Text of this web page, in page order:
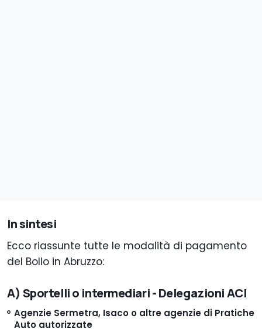
In sintesi
Ecco riassunte tutte le modalità di pagamento
del Bollo in Abruzzo:
A) Sportelli o intermediari - Delegazioni ACI
Agenzie Sermetra, Isaco o altre agenzie di Pratiche
Auto autorizzate